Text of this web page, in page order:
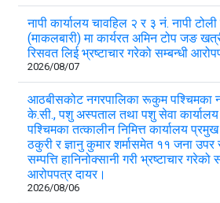
नापी कार्यालय चावहिल २ र ३ नं. नापी टोली
(माकलबारी) मा कार्यरत अमिन टोप जङ
रिसवत लिई भ्रष्टाचार गरेको सम्बन्धी
2026/08/07
आठबीसकोट नगरपालिका रूकुम पश्चिमका
के.सी., पशु अस्पताल तथा पशु सेवा
पश्चिमका तत्कालीन निमित्त कार्यालय
ठकुरी र ज्ञानु कुमार शर्मासमेत ११ जना उपर
सम्पत्ति हानिनोक्सानी गरी भ्रष्टाचार गरेको
आरोपपत्र दायर।
2026/08/06